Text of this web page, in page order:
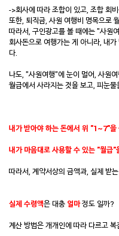
->회사에 따라 조합이 있고, 조합 회
또한, 퇴직금, 사원 여행비 명목으로
따라서, 구인광고를 볼 때에는 "사원
회사돈으로 여행가는 게 아니라, 내
다.
나도, "사원여행"에 눈이 멀어, 사원
월급에서 사라지는 것을 보고, 피눈
내가 받아야 하는 돈에서 위 "1~7"을
내가 마음대로 사용할 수 있는 "월급"
따라서, 계약서상의 금액과, 실제 받
실제 수령액은 대충 얼마정도 일까?
계산 방법은 개개인에 따라 다르고 복